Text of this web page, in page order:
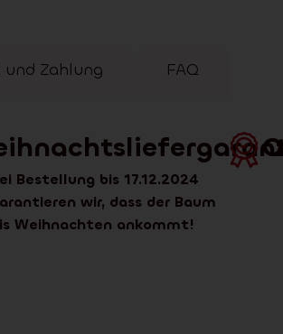
Zahlung FAQ
Bestellung bis 17.12.2024
wir, dass der Baum
Weihnachten ankommt!